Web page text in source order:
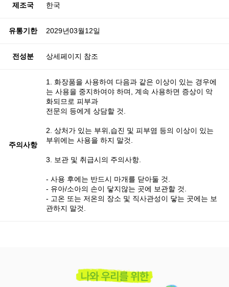
제조국 한국
유통기한 2029년03월12일
전성분 상세페이지 참조
주의사항
1. 화장품을 사용하여 다음과 같은 이상이 있는 경우에
는 사용을 중지하여야 하며, 계속 사용하면 증상이 악
화되므로 피부과
전문의 등에게 상담할 것.
2. 상처가 있는 부위,습진 및 피부염 등의 이상이 있는
부위에는 사용을 하지 말것.
3. 보관 및 취급시의 주의사항.
- 사용 후에는 반드시 마개를 닫아둘 것.
- 유아/소아의 손이 닿지않는 곳에 보관할 것.
- 고온 또는 저온의 장소 및 직사관성이 닿는 곳에는 보
관하지 말것.